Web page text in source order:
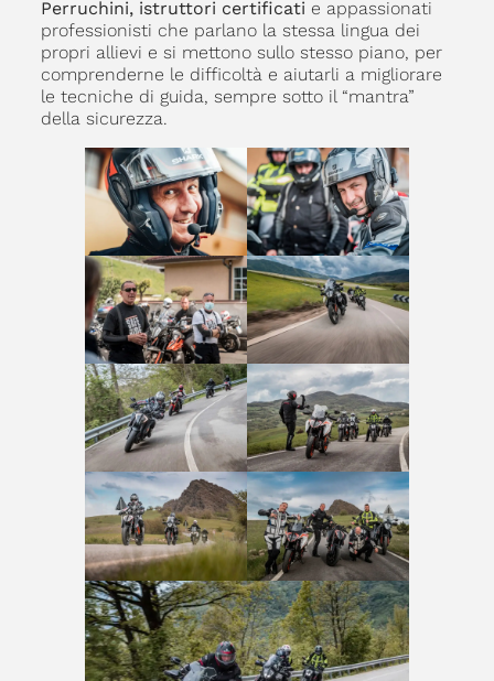
Perruchini, istruttori certificati e appassionati
professionisti che parlano la stessa lingua dei
propri allievi e si mettono sullo stesso piano, per
comprenderne le difficoltà e aiutarli a migliorare
le tecniche di guida, sempre sotto il “mantra”
della sicurezza.